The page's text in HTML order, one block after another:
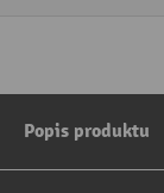
Popis produktu